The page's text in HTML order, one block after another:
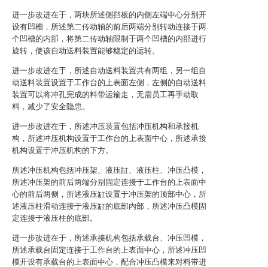
进一步改进在于，两块所述侧挡板的内侧左端中心分别开
设有凹槽，所述第二传动轴的前后两端分别转动连接于两
个凹槽的内部，将第二传动轴限制于两个凹槽的内部进行
旋转，使该自动送料装置能够稳定的运转。
进一步改进在于，所述自动送料装置共有两组，另一组自
动送料装置设置于工作台的上表面左侧，左侧的自动送料
装置可以将冲孔完成的料带运输走，无需员工再手动取
料，减少了安全隐患。
进一步改进在于，所述冲压装置包括冲压机构和承接机
构，所述冲压机构设置于工作台的上表面中心，所述承接
机构设置于冲压机构的下方。
所述冲压机构包括冲压架、液压缸、液压柱、冲压凸模，
所述冲压架的前后两端分别固定连接于工作台的上表面中
心的前后两侧，所述液压缸设置于冲压架的顶部中心，所
述液压柱滑动连接于液压缸的底部内部，所述冲压凸模固
定连接于液压柱的底部。
进一步改进在于，所述承接机构包括承载台、冲压凹模，
所述承载台固定连接于工作台的上表面中心，所述冲压凹
模开设有承载台的上表面中心，配合冲压凸模来对料带进